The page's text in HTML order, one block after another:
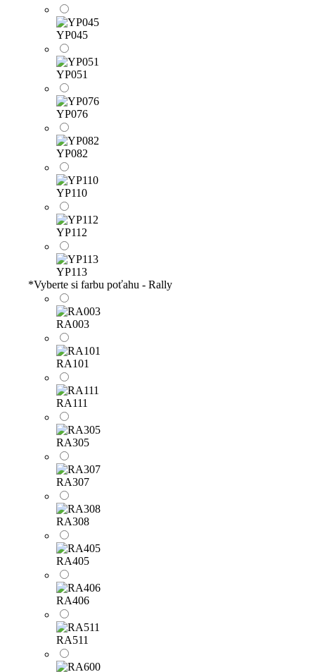
YP045
YP051
YP076
YP082
YP110
YP112
YP113
*Vyberte si farbu poťahu - Rally
RA003
RA101
RA111
RA305
RA307
RA308
RA405
RA406
RA511